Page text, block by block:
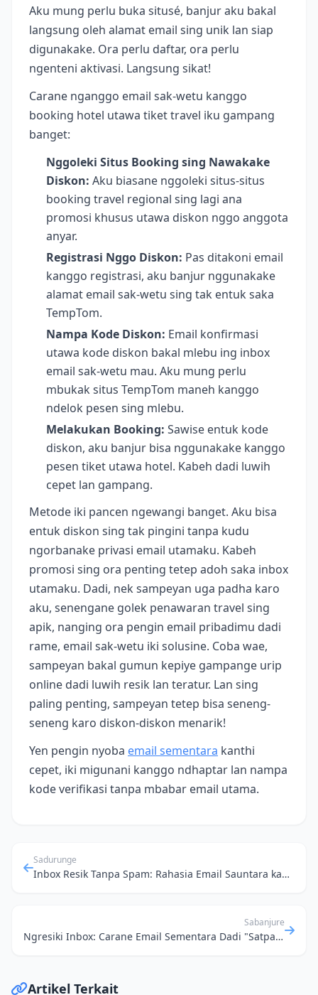
Aku mung perlu buka situsé, banjur aku bakal
langsung oleh alamat email sing unik lan siap
digunakake. Ora perlu daftar, ora perlu
ngenteni aktivasi. Langsung sikat!
Carane nganggo email sak-wetu kanggo
booking hotel utawa tiket travel iku gampang
banget:
Nggoleki Situs Booking sing Nawakake
Diskon: Aku biasane nggoleki situs-situs
booking travel regional sing lagi ana
promosi khusus utawa diskon nggo anggota
anyar.
Registrasi Nggo Diskon: Pas ditakoni email
kanggo registrasi, aku banjur nggunakake
alamat email sak-wetu sing tak entuk saka
TempTom.
Nampa Kode Diskon: Email konfirmasi
utawa kode diskon bakal mlebu ing inbox
email sak-wetu mau. Aku mung perlu
mbukak situs TempTom maneh kanggo
ndelok pesen sing mlebu.
Melakukan Booking: Sawise entuk kode
diskon, aku banjur bisa nggunakake kanggo
pesen tiket utawa hotel. Kabeh dadi luwih
cepet lan gampang.
Metode iki pancen ngewangi banget. Aku bisa
entuk diskon sing tak pingini tanpa kudu
ngorbanake privasi email utamaku. Kabeh
promosi sing ora penting tetep adoh saka inbox
utamaku. Dadi, nek sampeyan uga padha karo
aku, senengane golek penawaran travel sing
apik, nanging ora pengin email pribadimu dadi
rame, email sak-wetu iki solusine. Coba wae,
sampeyan bakal gumun kepiye gampange urip
online dadi luwih resik lan teratur. Lan sing
paling penting, sampeyan tetep bisa seneng-
seneng karo diskon-diskon menarik!
Yen pengin nyoba email sementara kanthi
cepet, iki migunani kanggo ndhaptar lan nampa
kode verifikasi tanpa mbabar email utama.
Sadurunge
Inbox Resik Tanpa Spam: Rahasia Email Sauntara kanggo Langganan Newsletter
Sabanjure
Ngresiki Inbox: Carane Email Sementara Dadi "Satpam" kanggo Akun Utamamu
Artikel Terkait